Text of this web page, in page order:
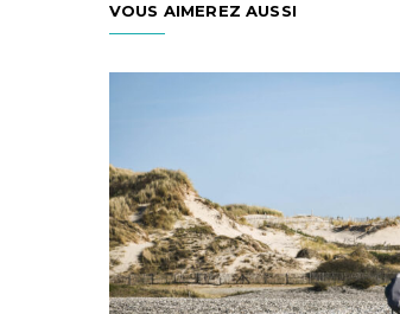
VOUS AIMEREZ AUSSI